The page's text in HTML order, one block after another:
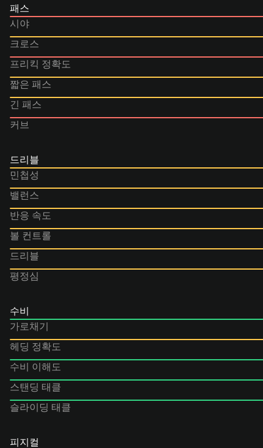
패스
시야
크로스
프리킥 정확도
짧은 패스
긴 패스
커브
드리블
민첩성
밸런스
반응 속도
볼 컨트롤
드리블
평정심
수비
가로채기
헤딩 정확도
수비 이해도
스탠딩 태클
슬라이딩 태클
피지컬